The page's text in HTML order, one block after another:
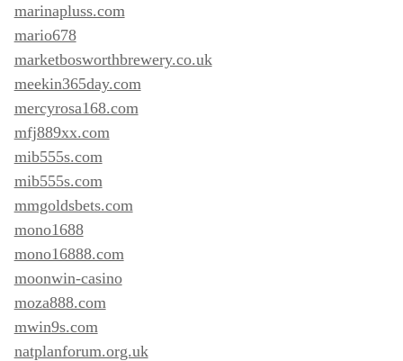
marinapluss.com
mario678
marketbosworthbrewery.co.uk
meekin365day.com
mercyrosa168.com
mfj889xx.com
mib555s.com
mib555s.com
mmgoldsbets.com
mono1688
mono16888.com
moonwin-casino
moza888.com
mwin9s.com
natplanforum.org.uk